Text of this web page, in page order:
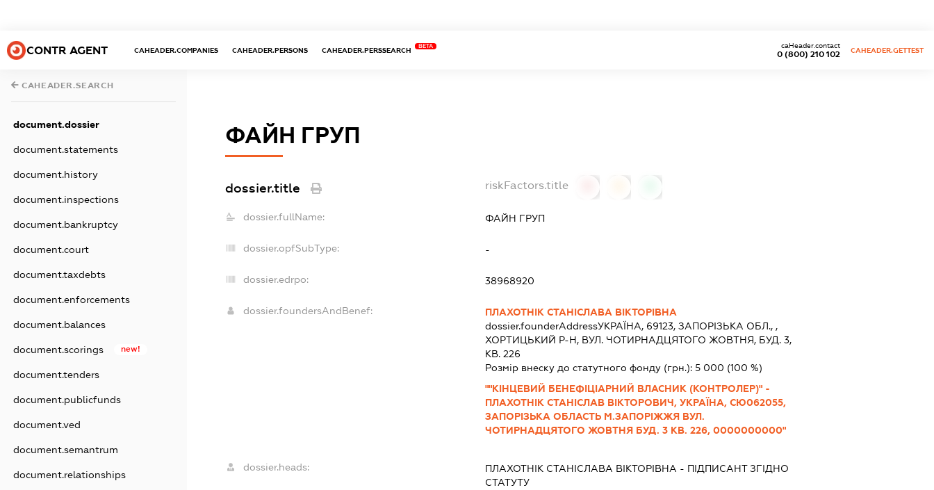
CONTR AGENT CAHEADER.COMPANIES CAHEADER.PERSONS CAHEADER.PERSSEARCH
BETA
0 (800) 210 102
caHeader.contact
CAHEADER.GETTEST
CAHEADER.SEARCH
document.dossier
document.statements
document.history
document.inspections
document.bankruptcy
document.court
document.taxdebts
document.enforcements
document.balances
document.scorings new!
document.tenders
document.publicfunds
document.ved
document.semantrum
document.relationships
ФАЙН ГРУП
dossier.title riskFactors.title
dossier.fullName: ФАЙН ГРУП
dossier.opfSubType: -
dossier.edrpo: 38968920
dossier.foundersAndBenef:
ПЛАХОТНІК СТАНІСЛАВА ВІКТОРІВНА
dossier.founderAddressУКРАЇНА, 69123, ЗАПОРIЗЬКА ОБЛ., ,
ХОРТИЦЬКИЙ Р-Н, ВУЛ. ЧОТИРНАДЦЯТОГО ЖОВТНЯ, БУД. 3,
КВ. 226
Розмір внеску до статутного фонду (грн.): 5 000 (100 %)
""КІНЦЕВИЙ БЕНЕФІЦІАРНИЙ ВЛАСНИК (КОНТРОЛЕР)" -
ПЛАХОТНІК СТАНІСЛАВ ВІКТОРОВИЧ, УКРАЇНА, СЮ062055,
ЗАПОРІЗЬКА ОБЛАСТЬ М.ЗАПОРІЖЖЯ ВУЛ.
ЧОТИРНАДЦЯТОГО ЖОВТНЯ БУД. 3 КВ. 226, 0000000000"
dossier.heads: ПЛАХОТНІК СТАНІСЛАВА ВІКТОРІВНА - ПІДПИСАНТЗГІДНО
СТАТУТУ